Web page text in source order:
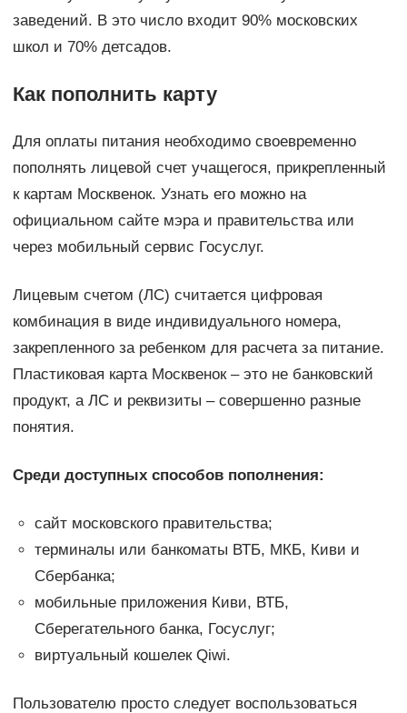
заведений. В это число входит 90% московских
школ и 70% детсадов.
Как пополнить карту
Для оплаты питания необходимо своевременно
пополнять лицевой счет учащегося, прикрепленный
к картам Москвенок. Узнать его можно на
официальном сайте мэра и правительства или
через мобильный сервис Госуслуг.
Лицевым счетом (ЛС) считается цифровая
комбинация в виде индивидуального номера,
закрепленного за ребенком для расчета за питание.
Пластиковая карта Москвенок – это не банковский
продукт, а ЛС и реквизиты – совершенно разные
понятия.
Среди доступных способов пополнения:
сайт московского правительства;
терминалы или банкоматы ВТБ, МКБ, Киви и
Сбербанка;
мобильные приложения Киви, ВТБ,
Сберегательного банка, Госуслуг;
виртуальный кошелек Qiwi.
Пользователю просто следует воспользоваться